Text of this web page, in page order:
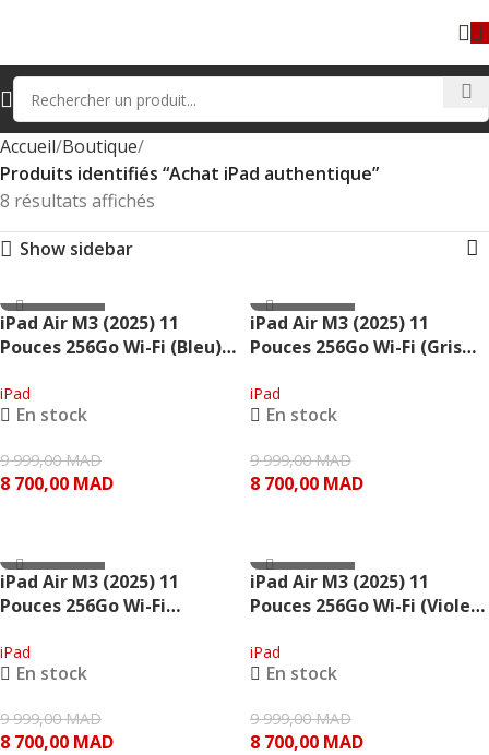
Accueil Boutique
Produits identifiés “Achat iPad authentique”
8 résultats affichés
Show sidebar
- 1,299.00 MAD
iPad Air M3 (2025) 11
Pouces 256Go Wi-Fi (Bleu) –
iPad
En stock
9 999,00MAD
8 700,00 MAD
- 1,299.00 MAD
iPad Air M3 (2025) 11
Pouces 256Go Wi-Fi (Gris
iPad
En stock
9 999,00MAD
8 700,00 MAD
- 1,299.00 MAD
iPad Air M3 (2025) 11
Pouces 256Go Wi-Fi
iPad
En stock
9 999,00MAD
8 700,00 MAD
- 1,299.00 MAD
iPad Air M3 (2025) 11
Pouces 256Go Wi-Fi (Violet)
iPad
En stock
9 999,00MAD
8 700,00 MAD